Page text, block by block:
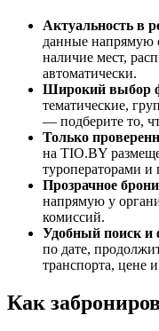
Актуальность в
данные напрямую
наличие мест,
автоматически.
Широкий выбор
тематические,
— подберите то,
Только
на TIO.BY
туроператорами
Прозрачное
напрямую у
комиссий.
Удобный поиск и
по дате,
транспорта, цене
Как